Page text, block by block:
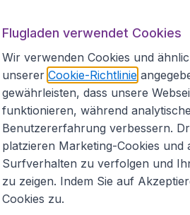
Flugladen.at
Über Flugladen.at
Rechtliche Informationen
Impressum
Partnerprogramm
Stellenangebote
Flugladen verwendet Cookies
Wir verwenden Cookies und
unserer Cookie-Richtlinie
gewährleisten, dass unsere
funktionieren, während
Benutzererfahrung verbessern.
platzieren Marketing-Cookies und
Surfverhalten zu verfolgen und
zu zeigen. Indem Sie auf
Cookies zu.